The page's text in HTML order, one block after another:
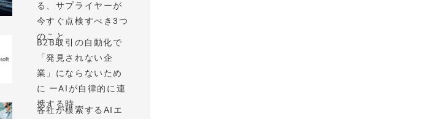
る、サプライヤーが
今すぐ点検すべき3つ
のこと
B2B取引の自動化で
「発見されない企
業」にならないため
に ーAIが自律的に連
携する時...
各社が模索するAIエ